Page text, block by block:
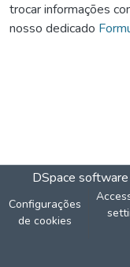
trocar informações
nosso dedicado
DSpace software
Configurações
de cookies